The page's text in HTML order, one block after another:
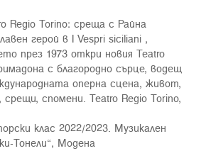
Regio Torino: среща с Райна
герой в I Vespri siciliani ,
през 1973 откри новия Teatro
с благородно сърце, водещ
оперна сцена, живот,
срещи, спомени. Teatro Regio Torino,
клас 2022/2023. Музикален
Тонели“, Модена